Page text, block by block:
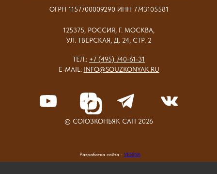
125375, РОССИЯ, Г. МОСКВА,
УЛ. ТВЕРСКАЯ, Д. 24, СТР. 2
ТЕЛ.: +7 (495) 740-61-31
E-MAIL: INFO@SOUZKONYAK.RU
ОГРН 1157700009290 ИНН 7743105581
© СОЮЗКОНЬЯК САП 2026
Разработка сайта - VESSNA